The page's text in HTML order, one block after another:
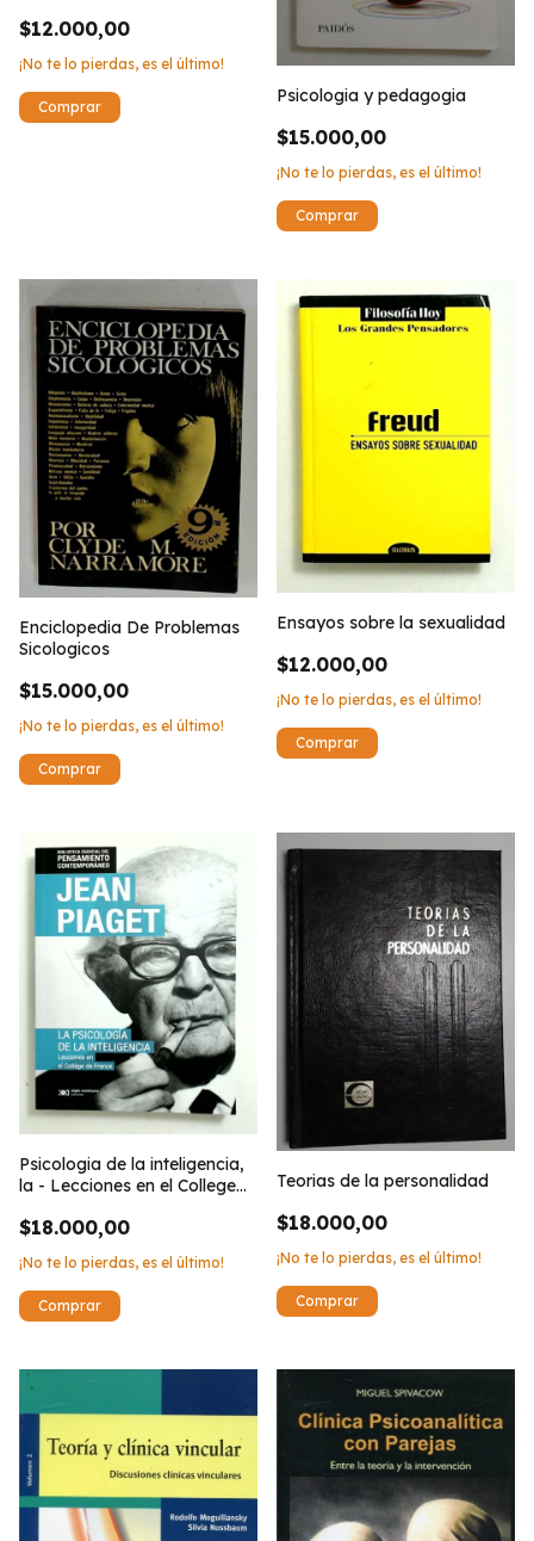
$12.000,00
¡No te lo pierdas, es el último!
Psicologia y pedagogia
$15.000,00
¡No te lo pierdas, es el último!
Enciclopedia De Problemas
Sicologicos
$15.000,00
¡No te lo pierdas, es el último!
Ensayos sobre la sexualidad
$12.000,00
¡No te lo pierdas, es el último!
Psicologia de la inteligencia,
la - Lecciones en el College
$18.000,00
¡No te lo pierdas, es el último!
Teorias de la personalidad
$18.000,00
¡No te lo pierdas, es el último!